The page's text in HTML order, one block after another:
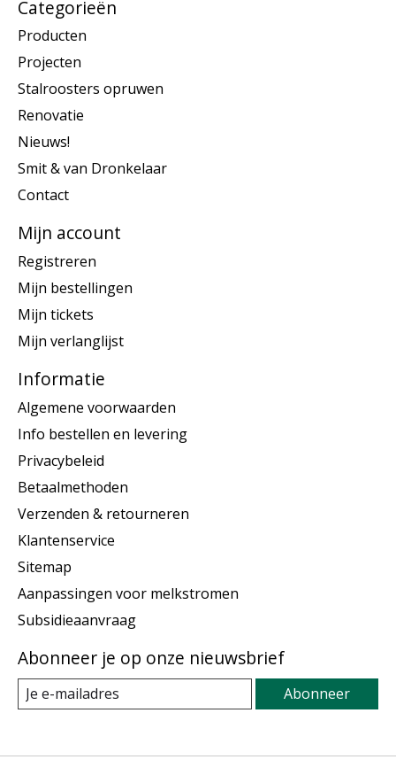
Categorieën
Producten
Projecten
Stalroosters opruwen
Renovatie
Nieuws!
Smit & van Dronkelaar
Contact
Mijn account
Registreren
Mijn bestellingen
Mijn tickets
Mijn verlanglijst
Informatie
Algemene voorwaarden
Info bestellen en levering
Privacybeleid
Betaalmethoden
Verzenden & retourneren
Klantenservice
Sitemap
Aanpassingen voor melkstromen
Subsidieaanvraag
Abonneer je op onze nieuwsbrief
Abonneer